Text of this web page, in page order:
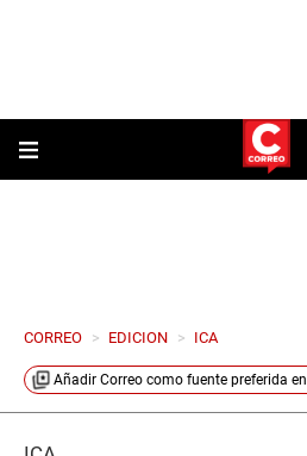
CORREO > EDICION > ICA
Añadir Correo como fuente preferida en